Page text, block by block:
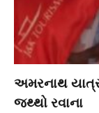
અમરનાથ
જથ્થો રવાના